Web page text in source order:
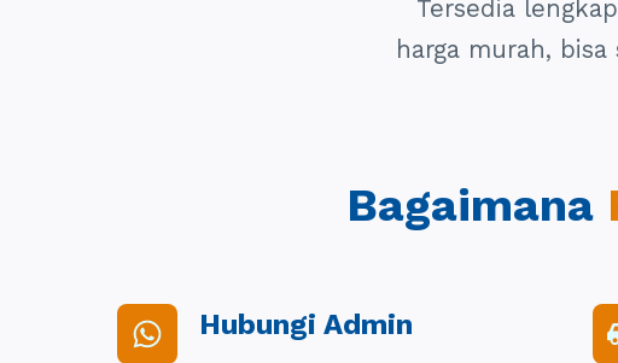
Tersedia
harga murah,
Bagaimana
Hubungi Admin